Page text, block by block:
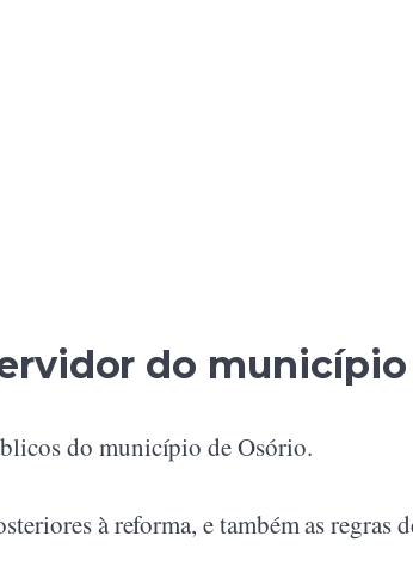
do município
do município de Osório.
à reforma, e também as regras